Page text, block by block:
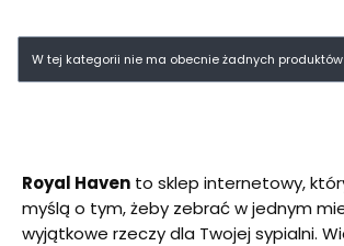
Lista produktów
W tej kategorii nie ma obecnie żadnych produktów
Royal Haven to sklep internetowy,
myślą o tym, żeby zebrać w jednym
wyjątkowe rzeczy dla Twojej sypialni.